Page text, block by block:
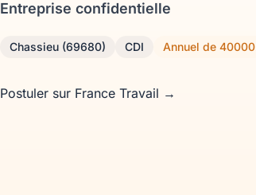
Entreprise confidentielle
Chassieu (69680) CDI Annuel de
Postuler sur France Travail →